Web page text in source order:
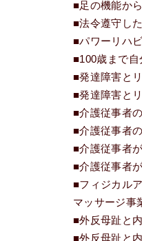
■足の機能か
■法令遵守し
■パワーリハ
■100歳まで自
■発達障害と
■発達障害と
■介護従事者
■介護従事者
■介護従事者
■介護従事者
■フィジカル
マッサージ事
■外反母趾と
■外反母趾と